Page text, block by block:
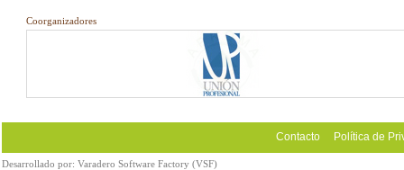
Coorganizadores
Contacto Política de
Desarrollado por: Varadero Software Factory (VSF)